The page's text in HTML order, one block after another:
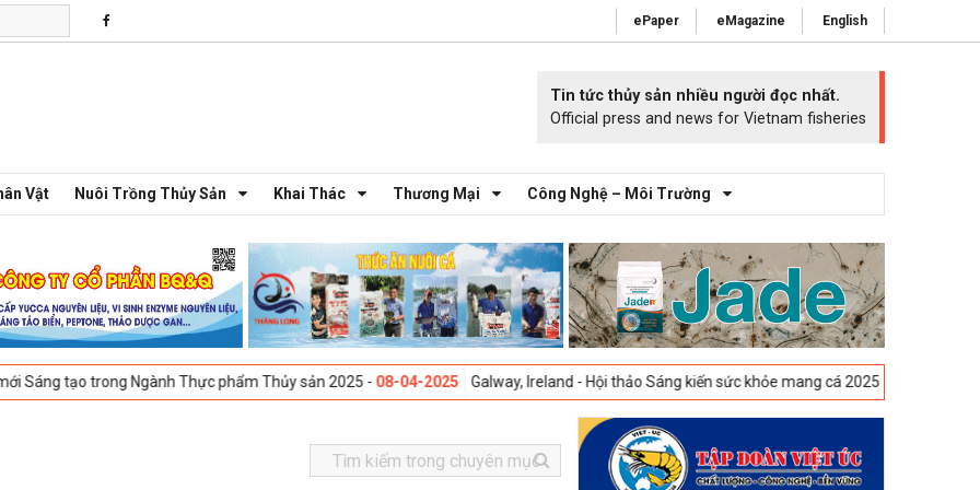
ePaper eMagazine English
Tin tức thủy sản nhiều người đọc nhất.
Official press and news for Vietnam fisheries
Vật Nuôi Trồng Thủy Sản Khai Thác Thương Mại Công Nghệ – Môi Trường
Ngành Thực phẩm Thủy sản 2025 -08-04-2025 Galway, Ireland - Hội thảo Sáng kiến sức khỏe mang cá 2025 -23-04-2025